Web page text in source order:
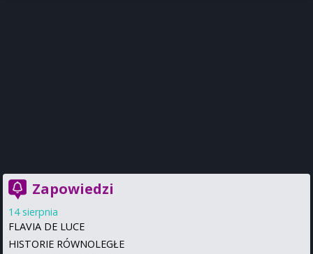
Zapowiedzi
14 sierpnia
FLAVIA DE LUCE
HISTORIE RÓWNOLEGŁE